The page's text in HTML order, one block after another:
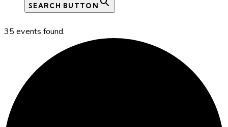
SEARCH BUTTON
35 events found.